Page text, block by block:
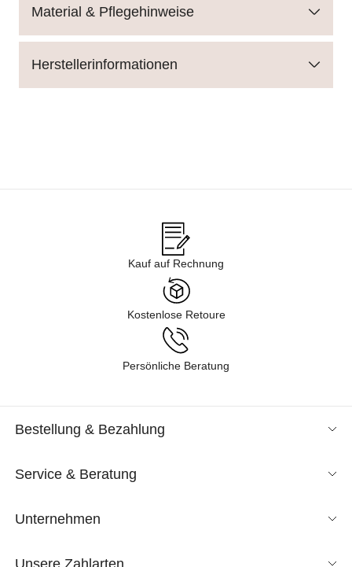
Material & Pflegehinweise
Herstellerinformationen
Kauf auf Rechnung
Kostenlose Retoure
Persönliche Beratung
Bestellung & Bezahlung
Service & Beratung
Unternehmen
Unsere Zahlarten